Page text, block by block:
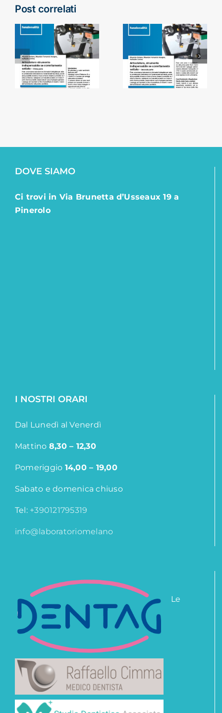
Post correlati
strumento
indispensabile
se
correttamente
settato –
Protocollo
protesi
mobile
totale
DOVE SIAMO
Ci trovi in Via Brunetta d’Usseaux 19 a
Pinerolo
I NOSTRI ORARI
Dal Lunedì al Venerdì
Mattino 8,30 – 12,30
Pomeriggio 14,00 – 19,00
Sabato e domenica chiuso
Tel: +390121795319
info@laboratoriomelano
Le